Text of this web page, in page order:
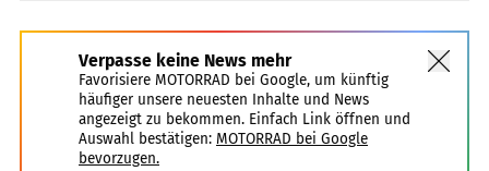
Verpasse keine News mehr
Favorisiere MOTORRAD bei Google, um künftig
häufiger unsere neuesten Inhalte und News
angezeigt zu bekommen. Einfach Link öffnen und
Auswahl bestätigen: MOTORRAD bei Google
bevorzugen.